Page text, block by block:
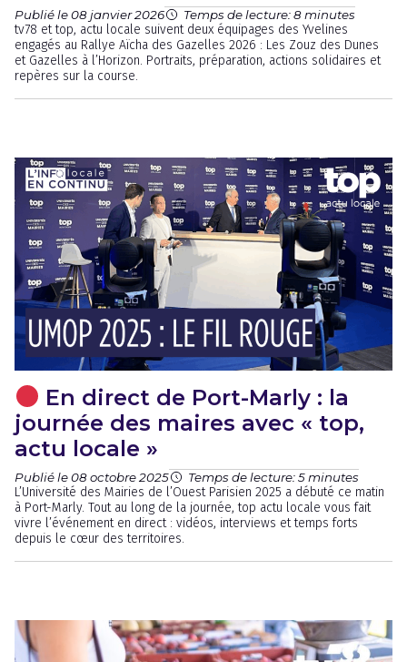
Publié le 08 janvier 2026 Temps de lecture: 8 minutes
tv78 et top, actu locale suivent deux équipages des Yvelines
engagés au Rallye Aïcha des Gazelles 2026 : Les Zouz des Dunes
et Gazelles à l’Horizon. Portraits, préparation, actions solidaires et
repères sur la course.
En direct de Port-Marly : la
journée des maires avec « top,
actu locale »
Publié le 08 octobre 2025 Temps de lecture: 5 minutes
L’Université des Mairies de l’Ouest Parisien 2025 a débuté ce matin
à Port-Marly. Tout au long de la journée, top actu locale vous fait
vivre l’événement en direct : vidéos, interviews et temps forts
depuis le cœur des territoires.